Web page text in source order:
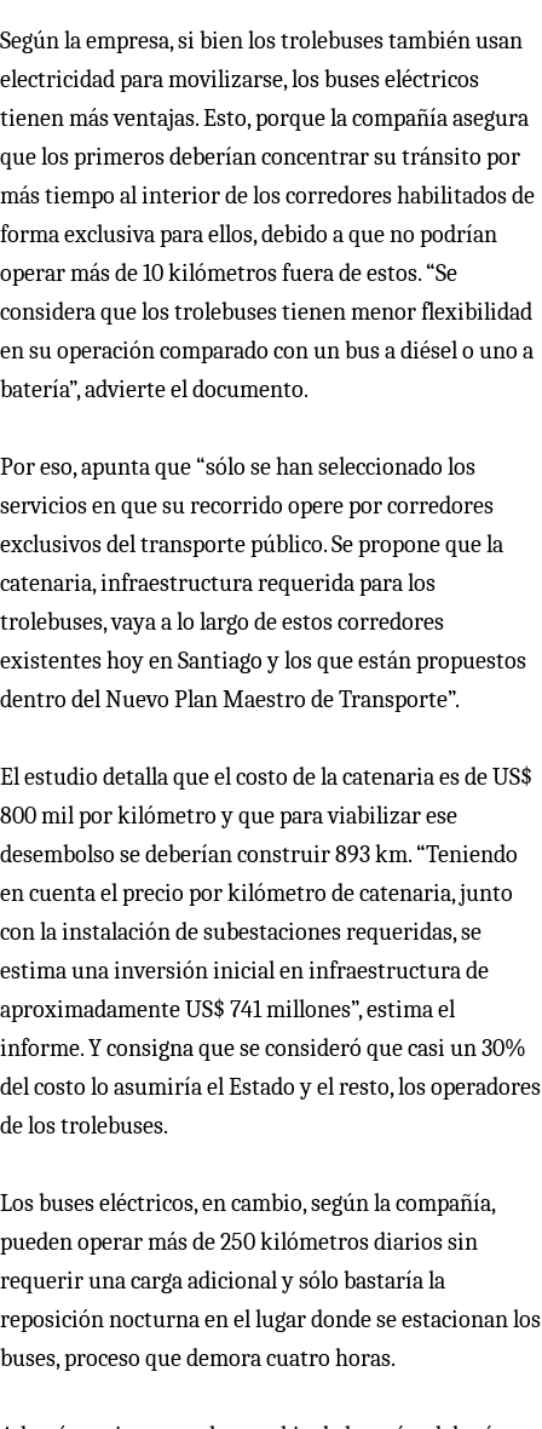
Según la empresa, si bien los trolebuses también usan
electricidad para movilizarse, los buses eléctricos
tienen más ventajas. Esto, porque la compañía asegura
que los primeros deberían concentrar su tránsito por
más tiempo al interior de los corredores habilitados de
forma exclusiva para ellos, debido a que no podrían
operar más de 10 kilómetros fuera de estos. “Se
considera que los trolebuses tienen menor flexibilidad
en su operación comparado con un bus a diésel o uno a
batería”, advierte el documento.
Por eso, apunta que “sólo se han seleccionado los
servicios en que su recorrido opere por corredores
exclusivos del transporte público. Se propone que la
catenaria, infraestructura requerida para los
trolebuses, vaya a lo largo de estos corredores
existentes hoy en Santiago y los que están propuestos
dentro del Nuevo Plan Maestro de Transporte”.
El estudio detalla que el costo de la catenaria es de US$
800 mil por kilómetro y que para viabilizar ese
desembolso se deberían construir 893 km. “Teniendo
en cuenta el precio por kilómetro de catenaria, junto
con la instalación de subestaciones requeridas, se
estima una inversión inicial en infraestructura de
aproximadamente US$ 741 millones”, estima el
informe. Y consigna que se consideró que casi un 30%
del costo lo asumiría el Estado y el resto, los operadores
de los trolebuses.
Los buses eléctricos, en cambio, según la compañía,
pueden operar más de 250 kilómetros diarios sin
requerir una carga adicional y sólo bastaría la
reposición nocturna en el lugar donde se estacionan los
buses, proceso que demora cuatro horas.